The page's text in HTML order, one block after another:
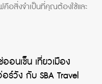
อสิ่งจำเป็นที่คุณต้องใช้และ
อนเซ็น เที่ยวเมือง
ร์วัง กับ SBA Travel